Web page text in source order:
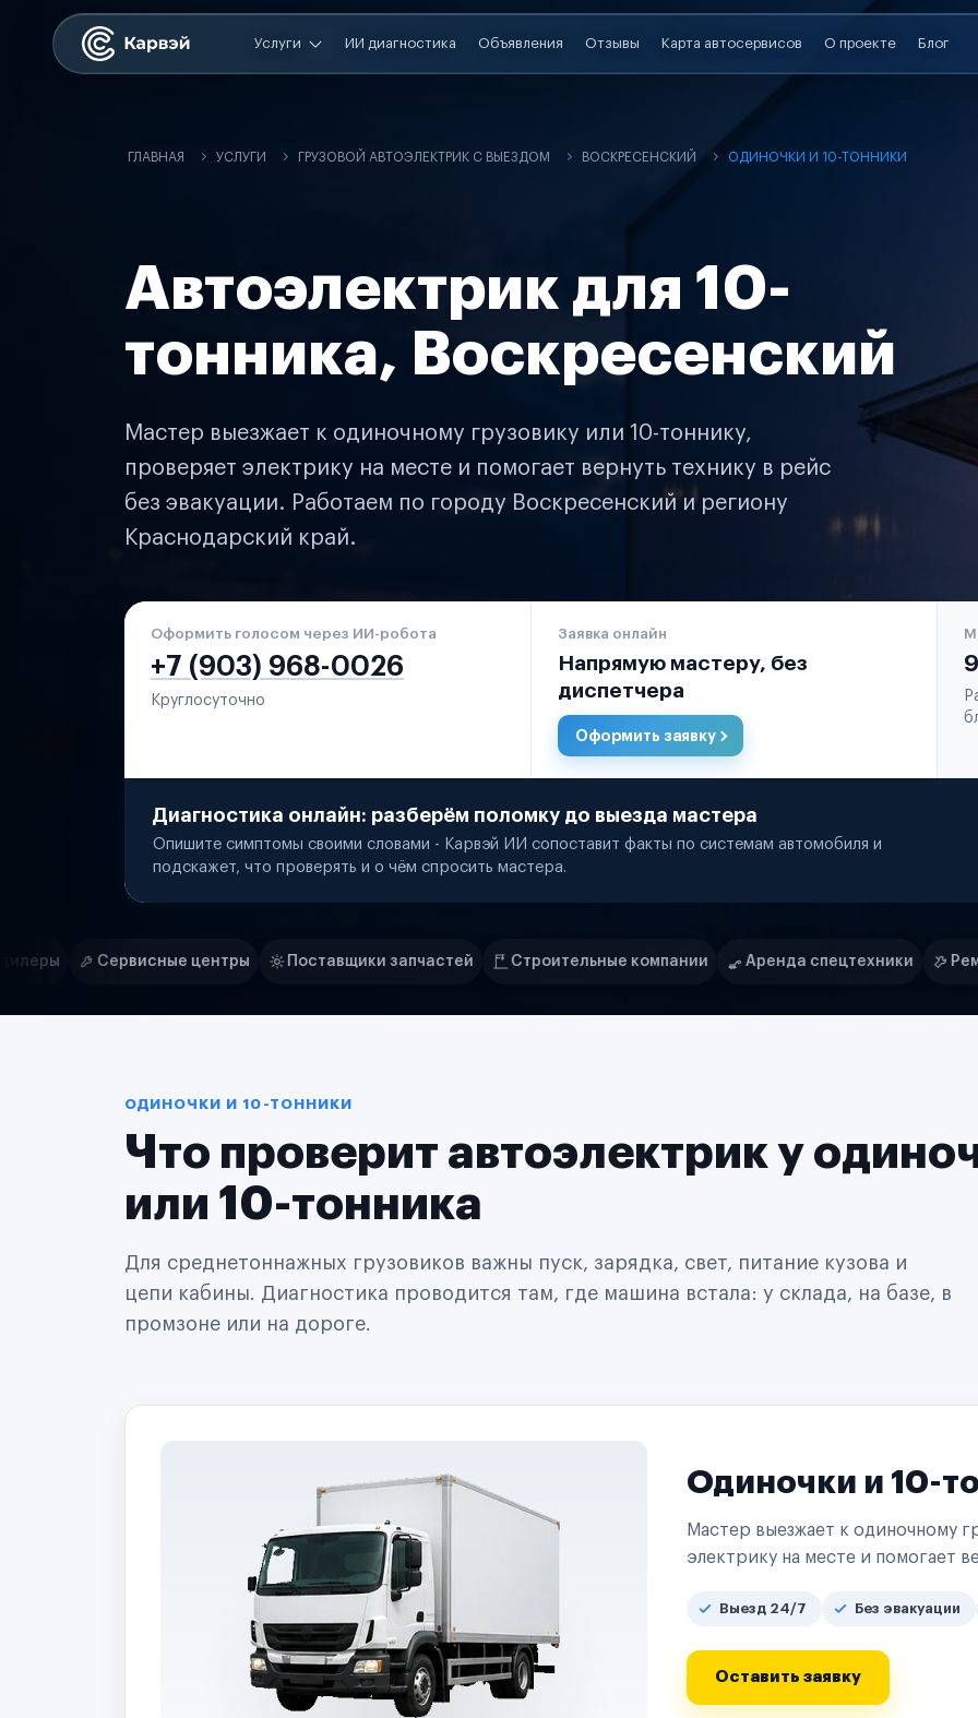
Услуги ИИ диагностика Объявления Отзывы Карта автосервисов О проекте Блог
ГЛАВНАЯ УСЛУГИ ГРУЗОВОЙ АВТОЭЛЕКТРИК С ВЫЕЗДОМ ВОСКРЕСЕНСКИЙ ОДИНОЧКИ И 10-ТОННИКИ
Автоэлектрик для 10-
тонника, Воскресенский
Мастер выезжает к одиночному грузовику или 10-тоннику,
проверяет электрику на месте и помогает вернуть технику в рейс
без эвакуации. Работаем по городу Воскресенский и региону
Краснодарский край.
Оформить голосом через ИИ-робота
+7 (903) 968-0026
Круглосуточно
Заявка онлайн
Напрямую мастеру, без
диспетчера
Оформить заявку
Диагностика онлайн: разберём поломку до выезда мастера
Опишите симптомы своими словами - Карвэй ИИ сопоставит факты по системам автомобиля и
подскажет, что проверять и о чём спросить мастера.
Нам доверяют
центры Поставщики запчастей Строительные компании Аренда спецтехники Ремонт спецтехники
Маркетплейсы
Логистические компании
Поставщики запчастей
Строительные компании
Ремонт спецтехники
Управляющие компании
Страховые компании
B2B-дистрибьюторы
ОДИНОЧКИ И 10-ТОННИКИ
Что проверит автоэлектрик у
или 10-тонника
Для среднетоннажных грузовиков важны пуск, зарядка, свет, питание кузова и
цепи кабины. Диагностика проводится там, где машина встала: у склада, на базе, в
промзоне или на дороге.
Одиночки и 10-
Мастер выезжает к одиночному
электрику на месте и помогает
Выезд 24/7 Без эвакуации
Оставить заявку